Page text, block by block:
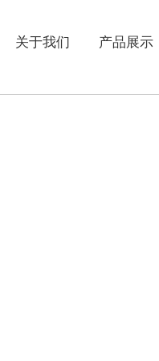
关于我们 产品展示